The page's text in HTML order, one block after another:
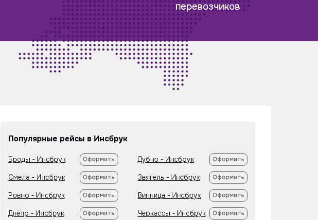
перевозчиков
Популярные рейсы в Инсбрук
Броды - Инсбрук Оформить
Смела - Инсбрук Оформить
Ровно - Инсбрук Оформить
Днепр - Инсбрук Оформить
Дубно - Инсбрук Оформить
Звягель - Инсбрук Оформить
Винница - Инсбрук Оформить
Черкассы - Инсбрук Оформить